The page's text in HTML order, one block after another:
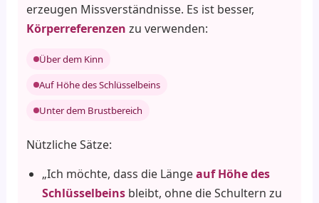
erzeugen Missverständnisse. Es ist besser,
Körperreferenzen zu verwenden:
Über dem Kinn
Auf Höhe des Schlüsselbeins
Unter dem Brustbereich
Nützliche Sätze:
„Ich möchte, dass die Längeauf Höhe des
Schlüsselbeinsbleibt, ohne die Schultern zu